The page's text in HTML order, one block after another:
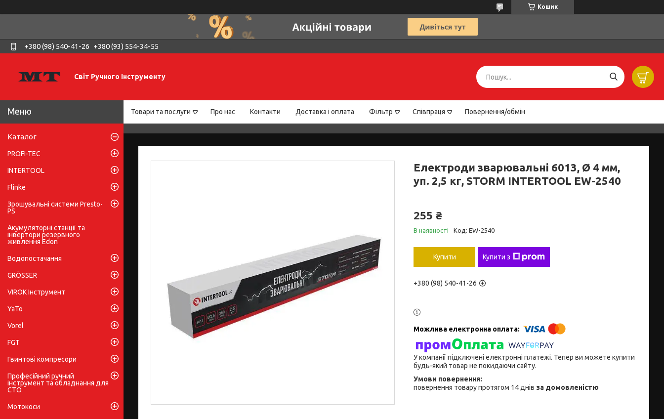
Кошик
+380 (98) 540-41-26 +380 (93) 554-34-55
Світ Ручного Інструменту
Товари та послуги Про нас Контакти Доставка і оплата Фільтр Співпраця Повернення/обмін
Електроди зварювальні 6013, Ø 4 мм,
уп. 2,5 кг, STORM INTERTOOL EW-2540
255 ₴
В наявності Код: EW-2540
Купити Купити з
+380 (98) 540-41-26
У компанії підключені електронні платежі. Тепер ви можете купити
будь-який товар не покидаючи сайту.
повернення товару протягом 14 днів за домовленістю
Каталог
PROFI-TEC
INTERTOOL
Flinke
Зрошувальні системи Presto-
PS
Акумуляторні станції та
інвертори резервного
живлення Edon
Водопостачання
GRÖSSER
VIROK Інструмент
YaTo
Vorel
FGT
Гвинтові компресори
Професійний ручний
інструмент та обладнання для
СТО
Мотокоси